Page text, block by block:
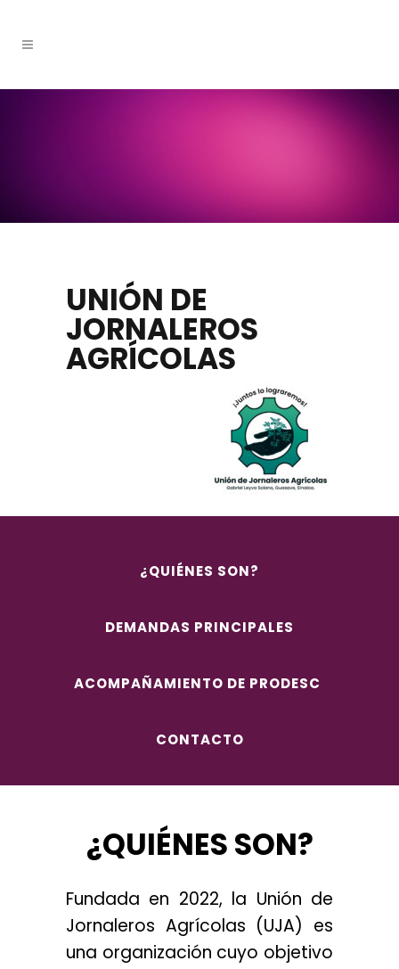
UNIÓN DE
JORNALEROS
AGRÍCOLAS
¿QUIÉNES SON?
DEMANDAS PRINCIPALES
ACOMPAÑAMIENTO DE PRODESC
CONTACTO
¿QUIÉNES SON?
Fundada en 2022, la Unión de
Jornaleros Agrícolas (UJA) es
una organización cuyo objetivo